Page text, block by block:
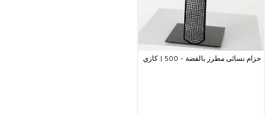
حزام نسائى مطرز بالفضة - 500 | كازي